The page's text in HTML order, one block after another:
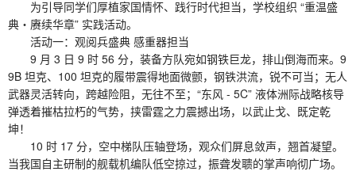
为引导同学们厚植家国情怀、践行时代担当，学校组织 “重温盛
典・赓续华章” 实践活动。
活动一：观阅兵盛典 感重器担当
9 月 3 日 9 时 56 分，装备方队宛如钢铁巨龙，排山倒海而来。9
9B 坦克、100 坦克的履带震得地面微颤，钢铁洪流，锐不可当；无人
武器灵活转向，跨越险阻，无往不至；“东风 - 5C” 液体洲际战略核导
弹透着摧枯拉朽的气势，挟雷霆之力震撼出场，以武止戈、既定乾
坤！
10 时 17 分，空中梯队压轴登场，观众们屏息敛声，翘首凝望。
当我国自主研制的舰载机编队低空掠过，振聋发聩的掌声响彻广场。